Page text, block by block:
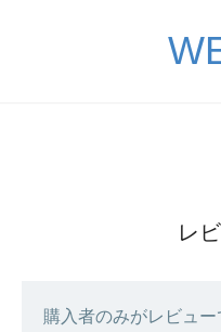
レ
購入者のみがレビュ